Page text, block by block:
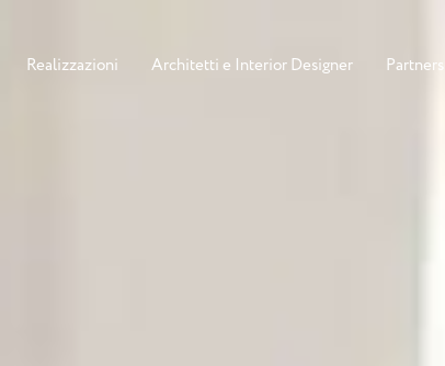
Realizzazioni Architetti e Interior Designer